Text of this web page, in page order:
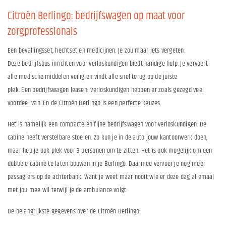
Citroën Berlingo: bedrijfswagen op maat voor
zorgprofessionals
Een bevallingsset, hechtset en medicijnen. Je zou maar iets vergeten.
Deze bedrijfsbus inrichten voor verloskundigen biedt handige hulp. Je vervoert
alle medische middelen veilig en vindt alle snel terug op de juiste
plek. Een bedrijfswagen leasen: verloskundigen hebben er zoals gezegd veel
voordeel van. En de Citroën Berlingo is een perfecte keuzes.
Het is namelijk een compacte en fijne bedrijfswagen voor verloskundigen. De
cabine heeft verstelbare stoelen. Zo kun je in de auto jouw kantoorwerk doen,
maar heb je ook plek voor 3 personen om te zitten. Het is ook mogelijk om een
dubbele cabine te laten bouwen in je Berlingo. Daarmee vervoer je nog meer
passagiers op de achterbank. Want je weet maar nooit wie er deze dag allemaal
met jou mee wil terwijl je de ambulance volgt.
De belangrijkste gegevens over de Citroën Berlingo: